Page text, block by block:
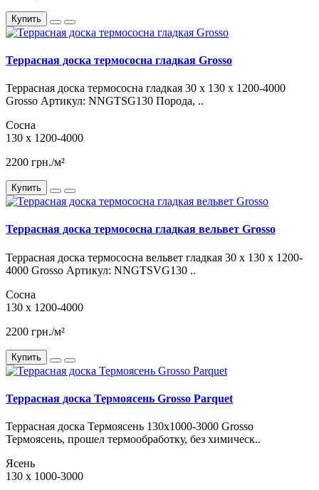
Купить
Террасная доска термососна гладкая Grosso
Террасная доска термососна гладкая 30 x 130 x 1200-4000
Grosso Артикул: NNGTSG130 Порода, ..
Сосна
130 x 1200-4000
2200 грн./м²
Купить
Террасная доска термососна гладкая вельвет Grosso
Террасная доска термососна вельвет гладкая 30 x 130 x 1200-
4000 Grosso Артикул: NNGTSVG130 ..
Сосна
130 x 1200-4000
2200 грн./м²
Купить
Террасная доска Термоясень Grosso Parquet
Террасная доска Термоясень 130x1000-3000 Grosso
Термоясень, прошел термообработку, без химическ..
Ясень
130 х 1000-3000